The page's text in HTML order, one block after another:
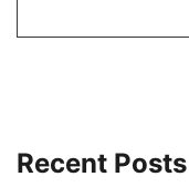
Recent Posts